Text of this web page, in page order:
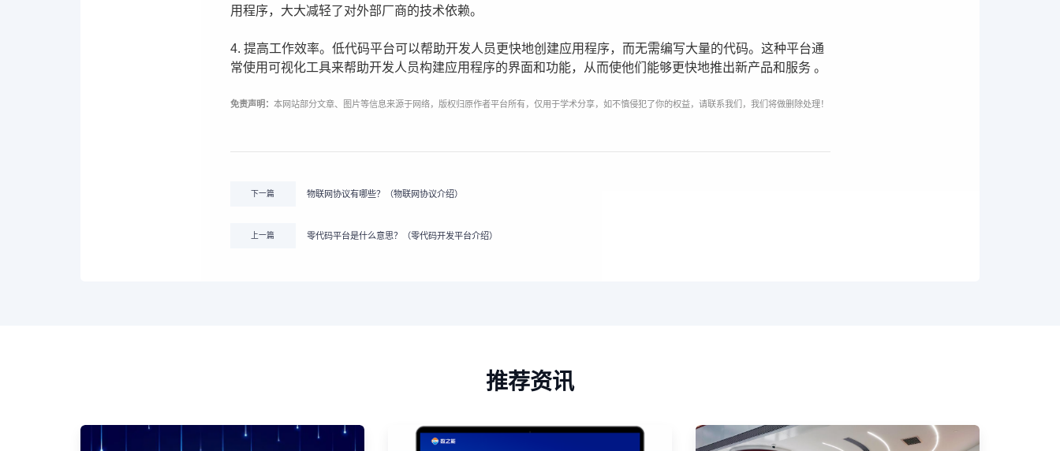
用程序，大大减轻了对外部厂商的技术依赖。
4. 提高工作效率。低代码平台可以帮助开发人员更快地创建应用程序，而无需编写大量的代码。这种平台通
常使用可视化工具来帮助开发人员构建应用程序的界面和功能，从而使他们能够更快地推出新产品和服务 。
免责声明： 本网站部分文章、图片等信息来源于网络，版权归原作者平台所有，仅用于学术分享，如不慎侵犯了你的权益，请联系我们，我们将做删除处理！
下一篇 物联网协议有哪些？（物联网协议介绍）
上一篇 零代码平台是什么意思？（零代码开发平台介绍）
推荐资讯